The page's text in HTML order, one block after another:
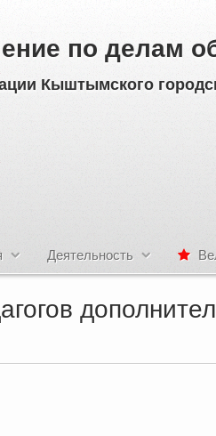
по делам
Кыштымского
Деятельность